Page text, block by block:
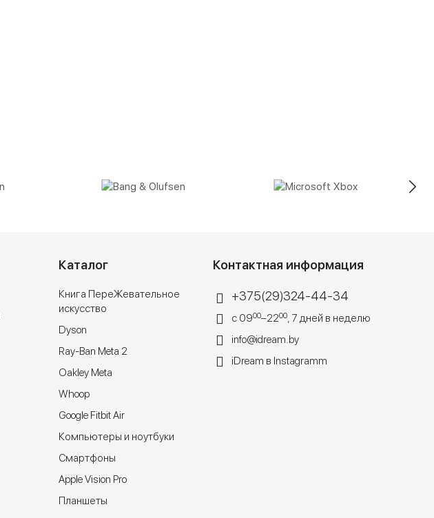
Каталог
Книга ПереЖевательное
искусство
Dyson
Ray-Ban Meta 2
Oakley Meta
Whoop
Google Fitbit Air
Компьютеры и ноутбуки
Cмартфоны
Apple Vision Pro
Планшеты
Контактная информация
+375(29)324-44-34
с 0900–2200, 7 дней в неделю
info@idream.by
iDream в Instagramm